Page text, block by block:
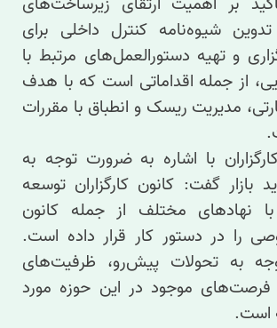
تدوین شیوه‌نامه کنترل داخلی برای
و تهیه دستورالعمل‌های مرتبط با
از جمله اقداماتی است که با هدف
مدیریت ریسک و انطباق با مقررات
با اشاره به ضرورت توجه به
گفت: کانون کارگزاران توسعه
نهادهای مختلف از جمله کانون
را در دستور کار قرار داده است.
به تحولات پیش‌رو، ظرفیت‌های
موجود در این حوزه مورد
است.